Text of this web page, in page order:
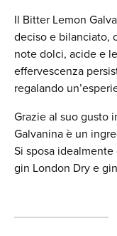
Il Bitter Lemon
deciso e bilanciato,
note dolci, acide e
effervescenza
regalando
Grazie al suo gusto
Galvanina è un
Si sposa
gin London Dry e